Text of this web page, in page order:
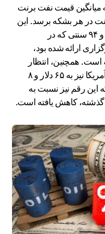
قیمت نفت برنت
۲۰۲۵ به ۶۸ دلار و ۹۸ سنت در هر بشکه برسد. این
رقم در مقایسه با برآورد ۷۲ دلار و ۹۴ سنتی که در
ارائه شده بود،
همچنین، انتظار
می‌رود میانگین قیمت نفت خام آمریکا نیز به ۶۵ دلار و ۸
رقم نیز نسبت به